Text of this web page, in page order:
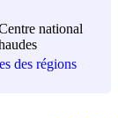
national
des régions